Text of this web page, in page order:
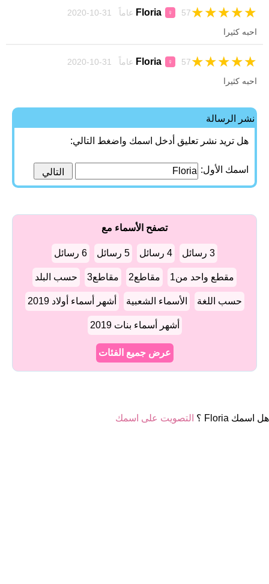
Floria ♀ 57 عاماً 31-10-2020 ★
★
★
★
★
احبه كثيرا
Floria ♀ 57 عاماً 31-10-2020 ★
★
★
★
★
احبه كثيرا
نشر الرسالة
هل تريد نشر تعليق أدخل اسمك واضغط التالي:
اسمك الأول:
تصفح الأسماء مع
3 رسائل 4 رسائل 5 رسائل 6 رسائل
مقطع واحد من1 مقاطع2 مقاطع3 حسب البلد
حسب اللغة الأسماء الشعبية أشهر أسماء أولاد 2019
أشهر أسماء بنات 2019
عرض جميع الفئات
هل اسمك Floria ؟ التصويت على اسمك